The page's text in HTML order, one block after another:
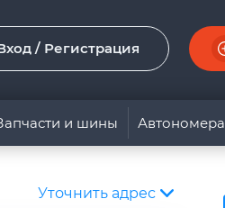
/ Регистрация
и шины Автономера
Уточнить адрес